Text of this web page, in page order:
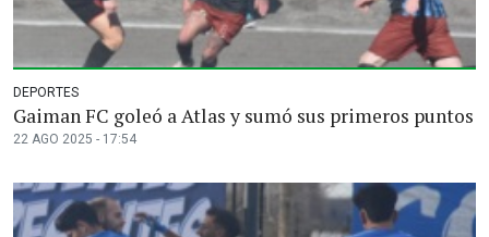
DEPORTES
Gaiman FC goleó a Atlas y sumó sus primeros puntos
22 AGO 2025 - 17:54